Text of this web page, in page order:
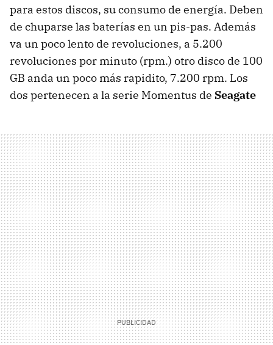
para estos discos, su consumo de energía. Deben
de chuparse las baterías en un pis-pas. Además
va un poco lento de revoluciones, a 5.200
revoluciones por minuto (rpm.) otro disco de 100
GB anda un poco más rapidito, 7.200 rpm. Los
dos pertenecen a la serie Momentus de Seagate